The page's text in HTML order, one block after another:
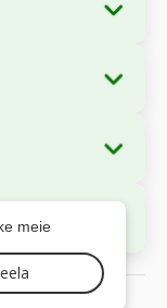
meie
Sector 4,